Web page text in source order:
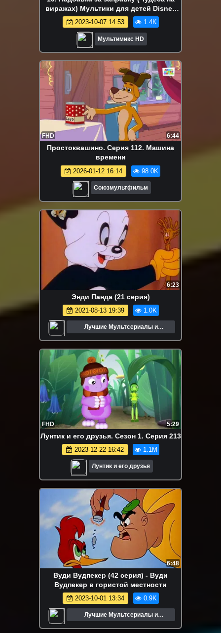
виражах) Мультики для детей Disney
сериалы Netflix HBO Episodes
2023-10-07 14:53 1.4K
Мультимикс HD
FHD 6:44
Простоквашино. Серия 112. Машина
времени
2026-01-12 16:14 98.0K
Союзмультфильм
6:23
Энди Панда (21 серия)
2021-08-13 19:39 1.0K
Лучшие Мультсериалы и
FHD 5:29
Лунтик и его друзья. Сезон 1. Серия 213
2023-12-22 16:42 1.1M
Лунтик и его друзья
6:48
Вуди Вудпекер (42 серия) - Вуди
Вудпекер в гористой местности
2023-10-01 13:34 0.9K
Лучшие Мультсериалы и